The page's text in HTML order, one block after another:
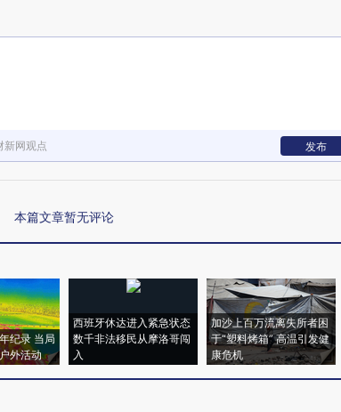
新网观点 发布
本篇文章暂无评论
纪录 当局
外活动
西班牙休达进入紧急状态
数千非法移民从摩洛哥闯
入
加沙上百万流离失所者困
于“塑料烤箱” 高温引发健
康危机